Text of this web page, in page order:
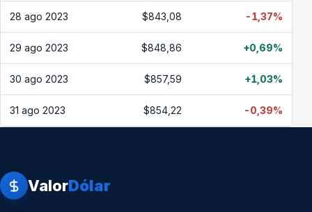
28 ago 2023 $843,08 -1,37%
29 ago 2023 $848,86 +0,69%
30 ago 2023 $857,59 +1,03%
31 ago 2023 $854,22 -0,39%
ValorDólar